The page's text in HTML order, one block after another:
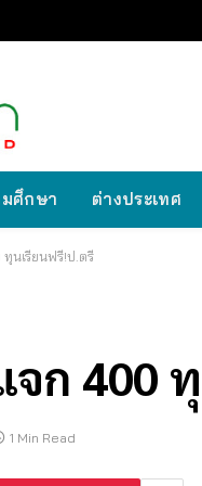
ศึกษา ต่างประเทศ
นเรียนฟรี!ป.ตรี
ก 400
1 Min Read